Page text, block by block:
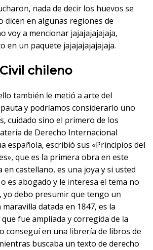
nada de decir los huevos se
dicen en algunas regiones de
voy a mencionar jajajajajajaja,
en un paquete jajajajajajajaja.
chileno
también le metió a arte del
y podríamos considerarlo uno
cuidado sino el primero de los
de Derecho Internacional
española, escribió sus «Principios del
que es la primera obra en este
castellano, es una joya y si usted
es abogado y le interesa el tema no
yo debo presumir que tengo un
datada en 1847, es la
fue ampliada y corregida de la
conseguí en una librería de libros de
buscaba un texto de derecho